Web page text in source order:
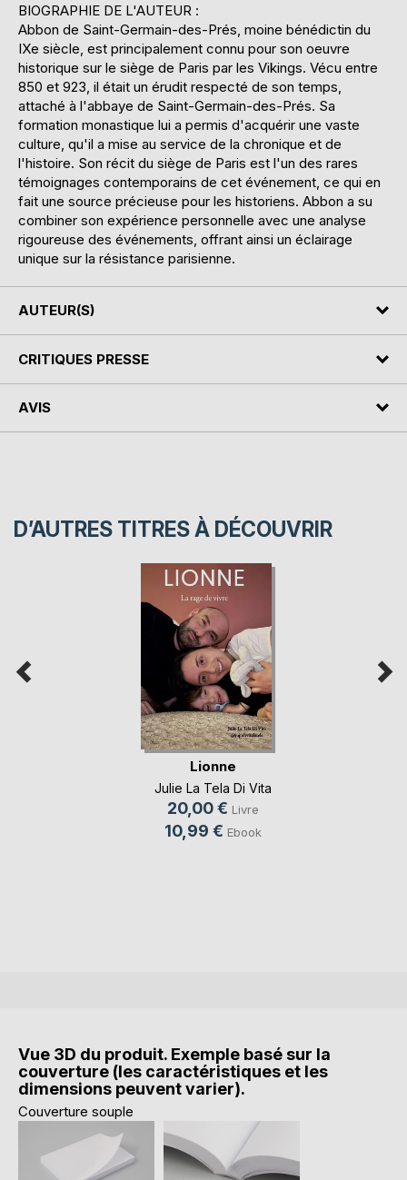
BIOGRAPHIE DE L'AUTEUR :
Abbon de Saint-Germain-des-Prés, moine bénédictin du
IXe siècle, est principalement connu pour son oeuvre
historique sur le siège de Paris par les Vikings. Vécu entre
850 et 923, il était un érudit respecté de son temps,
attaché à l'abbaye de Saint-Germain-des-Prés. Sa
formation monastique lui a permis d'acquérir une vaste
culture, qu'il a mise au service de la chronique et de
l'histoire. Son récit du siège de Paris est l'un des rares
témoignages contemporains de cet événement, ce qui en
fait une source précieuse pour les historiens. Abbon a su
combiner son expérience personnelle avec une analyse
rigoureuse des événements, offrant ainsi un éclairage
unique sur la résistance parisienne.
AUTEUR(S)
CRITIQUES PRESSE
AVIS
D’AUTRES TITRES À DÉCOUVRIR
Lionne
Julie La Tela Di Vita
20,00 € Livre
10,99 € Ebook
Vue 3D du produit. Exemple basé sur la
couverture (les caractéristiques et les
dimensions peuvent varier).
Couverture souple